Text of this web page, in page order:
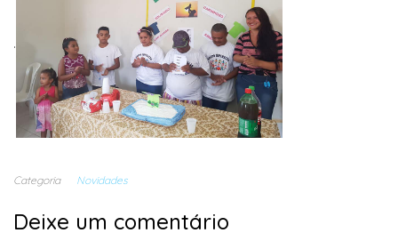
.
Categoria Novidades
Deixe um comentário